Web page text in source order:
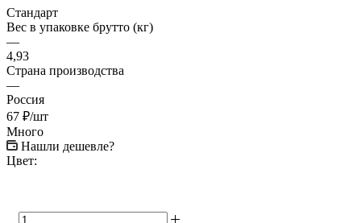
Стандарт
Вес в упаковке брутто (кг)
—
4,93
Страна производства
—
Россия
67 ₽/шт
Много
Нашли дешевле?
Цвет: